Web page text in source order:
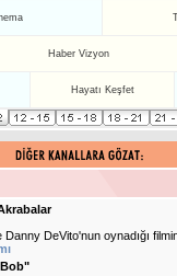
Haber Vizyon
Hayatı Keşfet
DeVito'nun oynadığı
Bob"